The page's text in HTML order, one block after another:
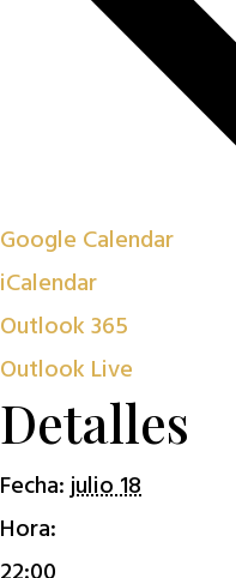
Google Calendar
iCalendar
Outlook 365
Outlook Live
Detalles
Fecha:julio 18
Hora: